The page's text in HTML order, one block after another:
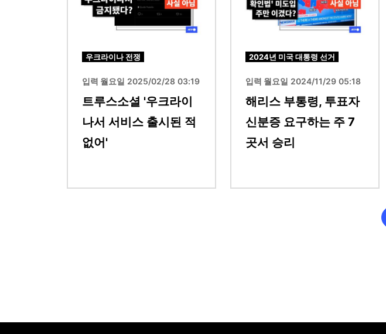
우크라이나 전쟁
입력 월요일 2025/02/28 03:19
트루스소셜 '우크라이
나서 서비스 출시된 적
없어'
2024년 미국 대통령 선거
입력 월요일 2024/11/29 05:18
해리스 부통령, 투표자
신분증 요구하는 주 7
곳서 승리